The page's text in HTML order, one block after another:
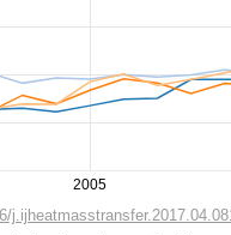
2005